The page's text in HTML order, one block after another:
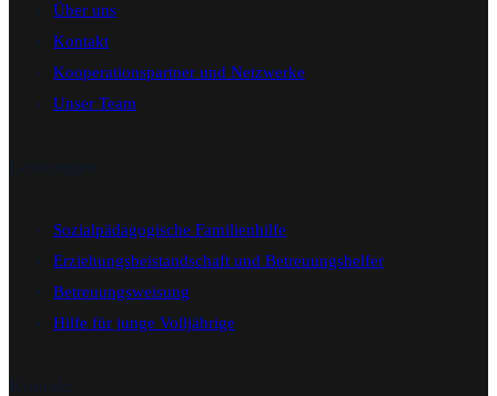
Über uns
Kontakt
Kooperationspartner und Netzwerke
Unser Team
Sozialpädagogische Familienhilfe
Erziehungsbeistandschaft und Betreuungshelfer
Betreuungsweisung
Hilfe für junge Volljährige